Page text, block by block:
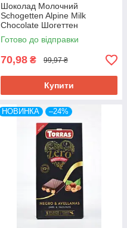
Шоколад Молочний
Schogetten Alpine Milk
Chocolate Шогеттен
Альпійське Молоко 116,6 г
Німеччина
Готово до відправки
70,98 ₴ 99,97 ₴
Купити
НОВИНКА –24%